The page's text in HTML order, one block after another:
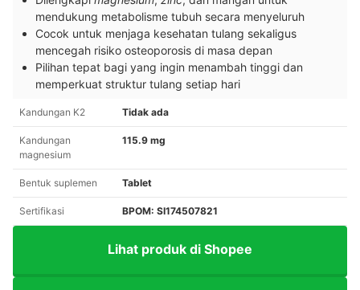
mendukung metabolisme tubuh secara menyeluruh
Cocok untuk menjaga kesehatan tulang sekaligus
mencegah risiko osteoporosis di masa depan
Pilihan tepat bagi yang ingin menambah tinggi dan
memperkuat struktur tulang setiap hari
Kandungan K2 Tidak ada
Kandungan
magnesium
115.9 mg
Bentuk suplemen Tablet
Sertifikasi BPOM: SI174507821
Lihat produk di Shopee